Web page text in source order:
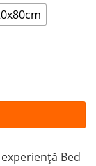
APĂ
Bed